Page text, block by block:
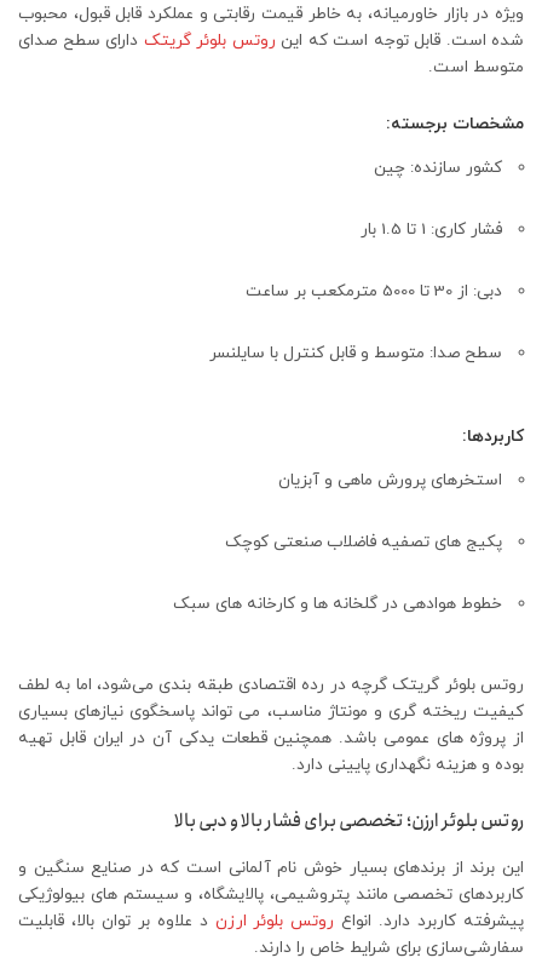
ویژه در بازار خاورمیانه، به‌ خاطر قیمت رقابتی و عملکرد قابل قبول، محبوب
شده است. قابل توجه است که این روتس بلوئر گریتک دارای سطح صدای
متوسط است.
مشخصات برجسته:
کشور سازنده: چین
فشار کاری: 1 تا 1.5 بار
دبی: از 30 تا 5000 مترمکعب بر ساعت
سطح صدا: متوسط و قابل کنترل با سایلنسر
کاربردها:
استخرهای پرورش ماهی و آبزیان
پکیج‌ های تصفیه فاضلاب صنعتی کوچک
خطوط هوادهی در گلخانه‌ ها و کارخانه‌ های سبک
روتس بلوئر گریتک گرچه در رده اقتصادی طبقه‌ بندی می‌شود، اما به لطف
کیفیت ریخته‌ گری و مونتاژ مناسب، می‌ تواند پاسخگوی نیازهای بسیاری
از پروژه‌ های عمومی باشد. همچنین قطعات یدکی آن در ایران قابل تهیه
بوده و هزینه نگهداری پایینی دارد.
روتس بلوئر ارزن؛ تخصصی برای فشار بالا و دبی بالا
این برند از برندهای بسیار خوش‌ نام آلمانی است که در صنایع سنگین و
کاربردهای تخصصی مانند پتروشیمی، پالایشگاه، و سیستم‌ های بیولوژیکی
پیشرفته کاربرد دارد. انواع روتس بلوئر ارزن د علاوه بر توان بالا، قابلیت
سفارشی‌سازی برای شرایط خاص را دارند.